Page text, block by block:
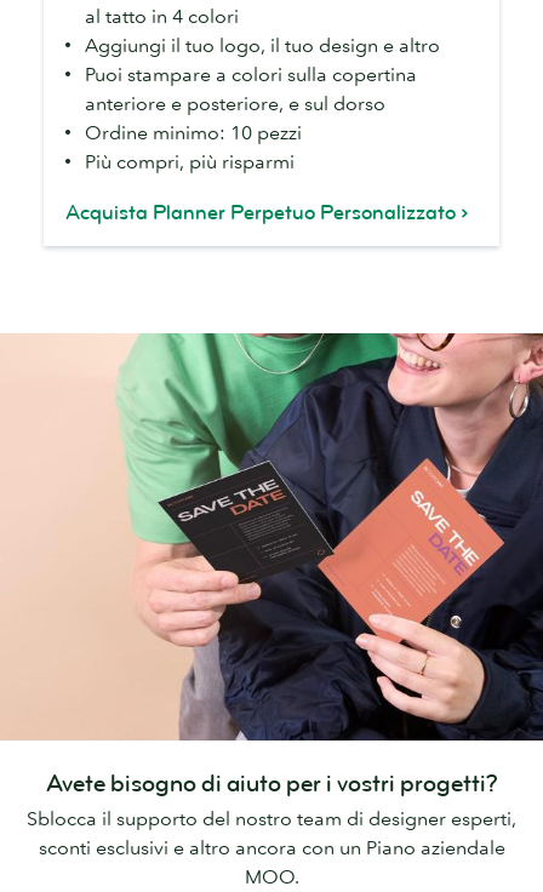
al tatto in 4 colori
Aggiungi il tuo logo, il tuo design e altro
Puoi stampare a colori sulla copertina
anteriore e posteriore, e sul dorso
Ordine minimo: 10 pezzi
Più compri, più risparmi
Acquista Planner Perpetuo Personalizzato
Avete bisogno di aiuto per i vostri progetti?
Sblocca il supporto del nostro team di designer esperti,
sconti esclusivi e altro ancora con un Piano aziendale
MOO.